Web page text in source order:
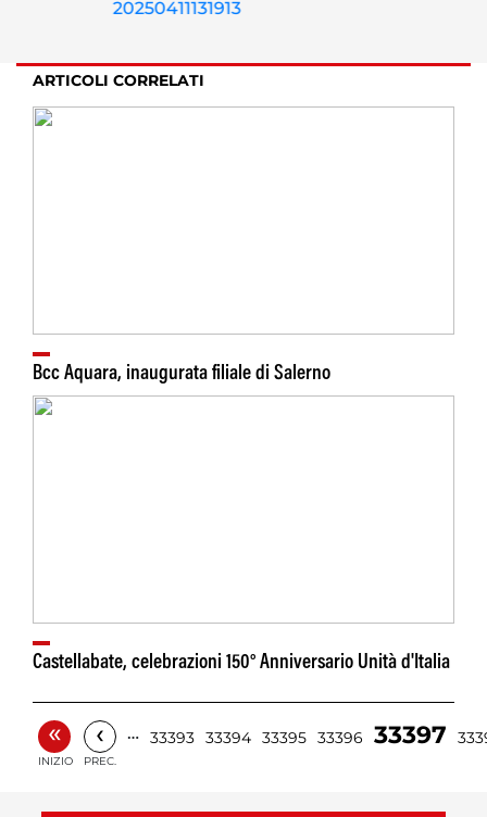
ARTICOLI CORRELATI
Bcc Aquara, inaugurata filiale di Salerno
Castellabate, celebrazioni 150° Anniversario Unità d'Italia
«
INIZIO
‹
PREC.
… 33393 33394 33395 33396 33397